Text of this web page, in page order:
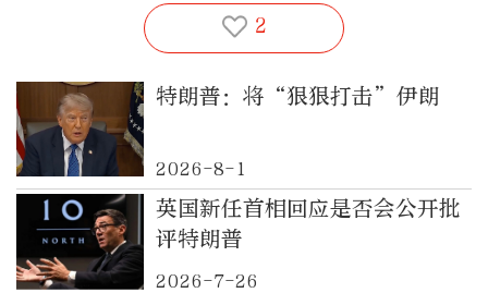
2
特朗普：将“狠狠打击”伊朗
2026-8-1
英国新任首相回应是否会公开批
评特朗普
2026-7-26